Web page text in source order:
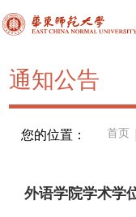
通知公告
您的位置： 首页
外语学院学术学